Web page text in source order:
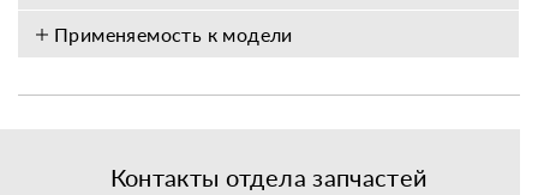
Применяемость к модели
Контакты отдела запчастей